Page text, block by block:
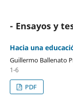
- Ensayos y
Hacia una
Guillermo Ballenato
1-6
PDF